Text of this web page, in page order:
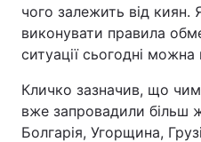
чого залежить від
виконувати правила
ситуації сьогодні
Кличко зазначив, що
вже запровадили більш
Болгарія, Угорщина,